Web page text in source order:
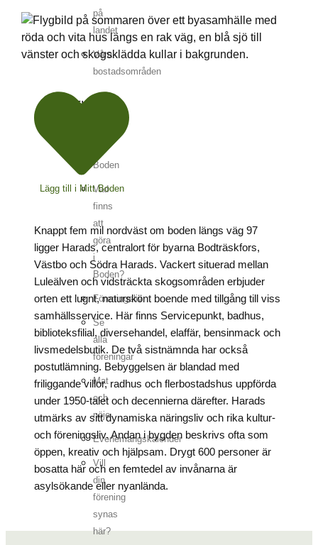
på
landet
Våra
bostadsområden
FRITID
Boden
Vad
finns
att
göra
i
Boden?
Föreningsliv
Se
alla
föreningar
Mat
och
nöje
Evenemangskalender
Vill
din
förening
synas
här?
Lägg till i Mitt Boden
Knappt fem mil nordväst om boden längs väg 97
ligger Harads, centralort för byarna Bodträskfors,
Västbo och Södra Harads. Vackert situerad mellan
Luleälven och vidsträckta skogsområden erbjuder
orten ett lugnt, naturskönt boende med tillgång till viss
samhällsservice. Här finns Servicepunkt, badhus,
biblioteksfilial, diversehandel, elaffär, bensinmack och
livsmedelsbutik. De två sistnämnda har också
postutlämning. Bebyggelsen är blandad med
friliggande villor, radhus och flerbostadshus uppförda
under 1950-talet och decennierna därefter. Harads
utmärks av sitt dynamiska näringsliv och rika kultur-
och föreningsliv. Andan i bygden beskrivs ofta som
öppen, kreativ och hjälpsam. Drygt 600 personer är
bosatta här och en femtedel av invånarna är
asylsökande eller nyanlända.